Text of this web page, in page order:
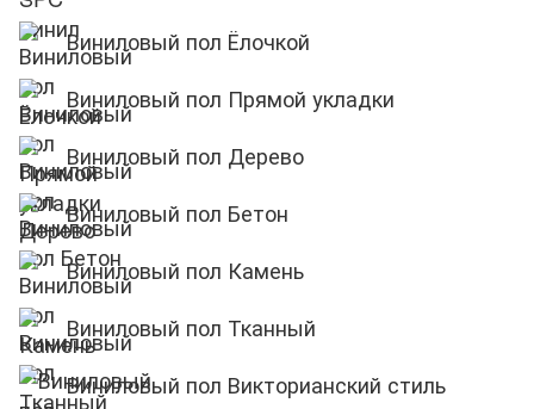
Виниловый пол Ёлочкой
Виниловый пол Прямой укладки
Виниловый пол Дерево
Виниловый пол Бетон
Виниловый пол Камень
Виниловый пол Тканный
Виниловый пол Викторианский стиль